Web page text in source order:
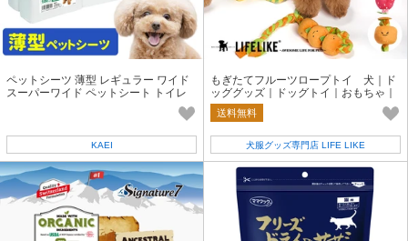
ペットシーツ 薄型 レギュラー ワイド
スーパーワイド ペットシート トイレ
KAEI
もぎたてフルーツロープトイ 犬｜ド
ッググッズ｜ドッグトイ｜おもちゃ｜
犬のおもちゃ
送料無料
犬服グッズ専門店 LIFE LIKE